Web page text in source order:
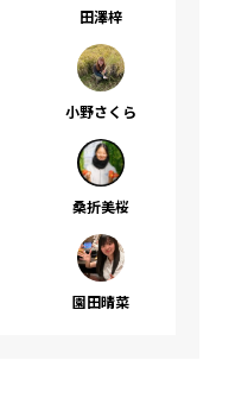
田澤梓
小野さくら
桑折美桜
園田晴菜